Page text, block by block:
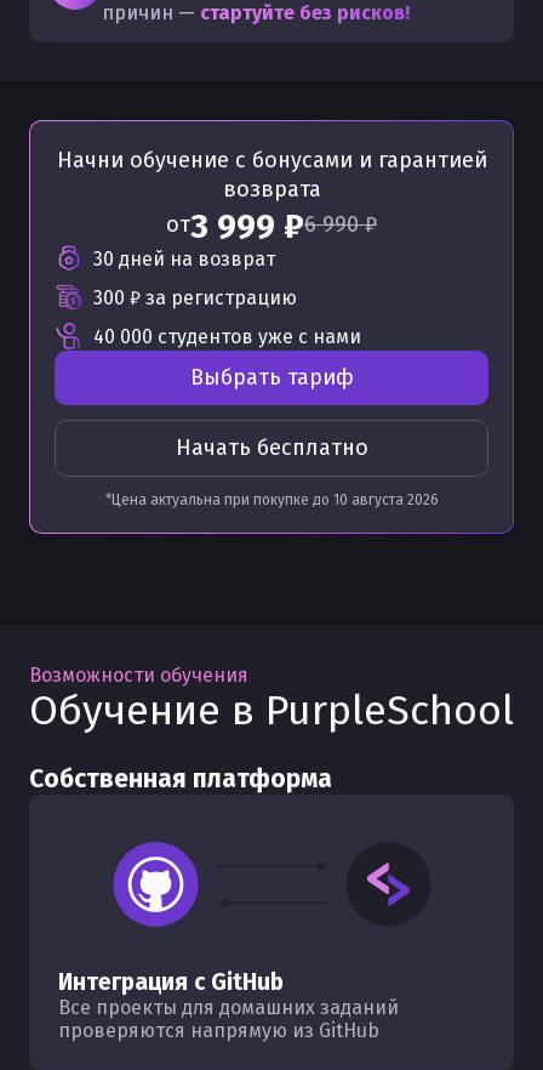
причин — стартуйте без рисков!
Начни обучение с бонусами и гарантией
возврата
от3 999 ₽6 990 ₽
30 дней на возврат
300 ₽ за регистрацию
40 000 студентов уже с нами
Выбрать тариф
Начать бесплатно
*Цена актуальна при покупке до 10 августа 2026
Возможности обучения
Обучение в PurpleSchool
Собственная платформа
Интеграция с GitHub
Все проекты для домашних заданий
проверяются напрямую из GitHub